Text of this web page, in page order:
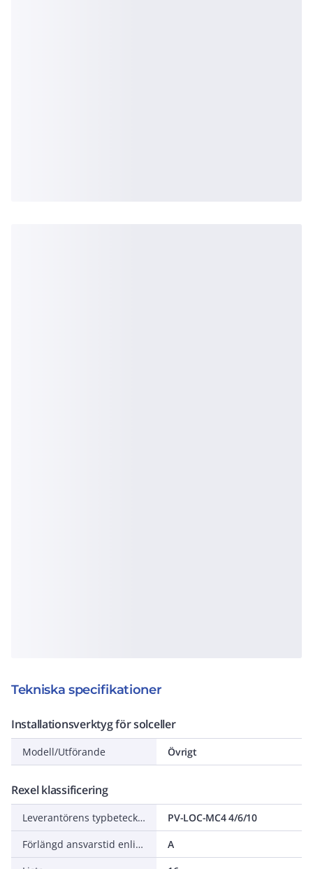
Tekniska specifikationer
Installationsverktyg för solceller
Modell/Utförande Övrigt
Rexel klassificering
Leverantörens typbeteckning
PV-LOC-MC4 4/6/10
Förlängd ansvarstid enligt ALEM-09
A